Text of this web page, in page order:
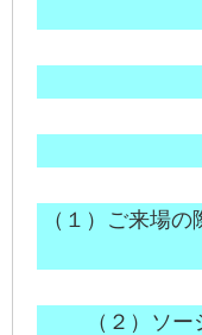
（１）ご来場
（２）ソ